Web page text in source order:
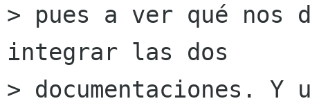
> pues a ver qué nos
integrar las dos
> documentaciones.